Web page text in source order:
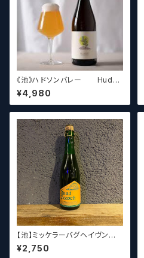
《池》ハドソンバレー Hudso
n Valley Blossom
¥4,980
【池】ミッケラーバグヘイヴン
ルードペッシュ Mikkeller Bag
haven Ruud Peesch
¥2,750